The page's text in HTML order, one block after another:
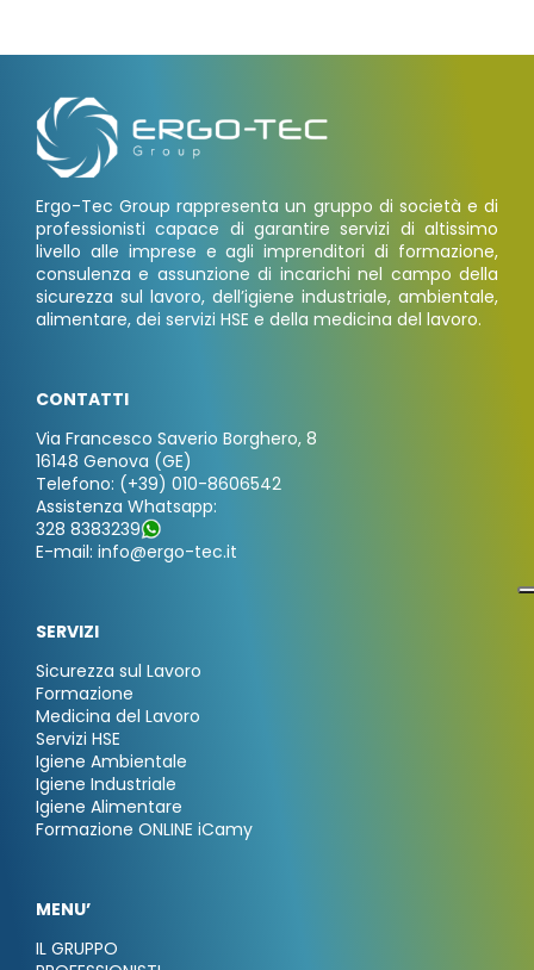
Ergo-Tec Group rappresenta un gruppo di società e di
professionisti capace di garantire servizi di altissimo
livello alle imprese e agli imprenditori di formazione,
consulenza e assunzione di incarichi nel campo della
sicurezza sul lavoro, dell’igiene industriale, ambientale,
alimentare, dei servizi HSE e della medicina del lavoro.
CONTATTI
Via Francesco Saverio Borghero, 8
16148 Genova (GE)
Telefono: (+39) 010-8606542
Assistenza Whatsapp:
328 8383239
E-mail: info@ergo-tec.it
SERVIZI
Sicurezza sul Lavoro
Formazione
Medicina del Lavoro
Servizi HSE
Igiene Ambientale
Igiene Industriale
Igiene Alimentare
Formazione ONLINE iCamy
MENU’
IL GRUPPO